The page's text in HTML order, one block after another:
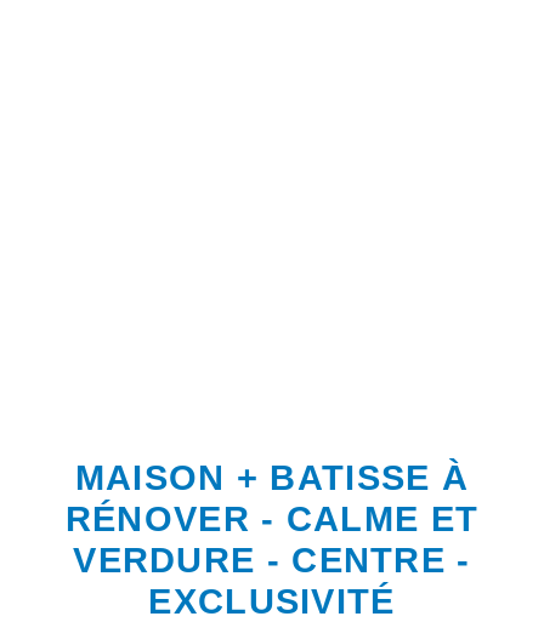
MAISON + BATISSE À
RÉNOVER - CALME ET
VERDURE - CENTRE -
EXCLUSIVITÉ